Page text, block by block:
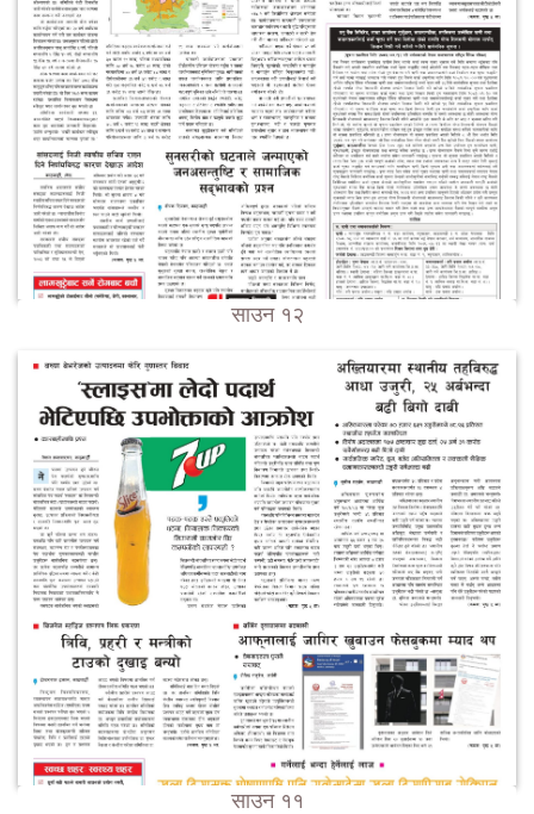
साउन १२
साउन ११